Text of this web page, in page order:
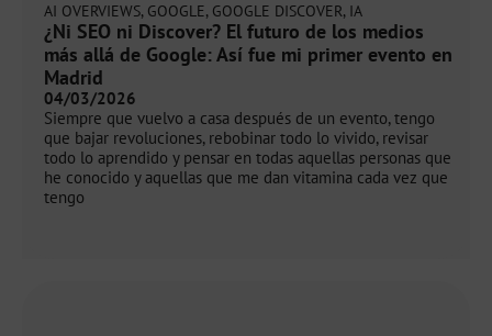
AI OVERVIEWS, GOOGLE, GOOGLE DISCOVER, IA
¿Ni SEO ni Discover? El futuro de los medios
más allá de Google: Así fue mi primer evento en
Madrid
04/03/2026
Siempre que vuelvo a casa después de un evento, tengo
que bajar revoluciones, rebobinar todo lo vivido, revisar
todo lo aprendido y pensar en todas aquellas personas que
he conocido y aquellas que me dan vitamina cada vez que
tengo